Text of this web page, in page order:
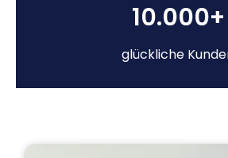
10.000+
glückliche